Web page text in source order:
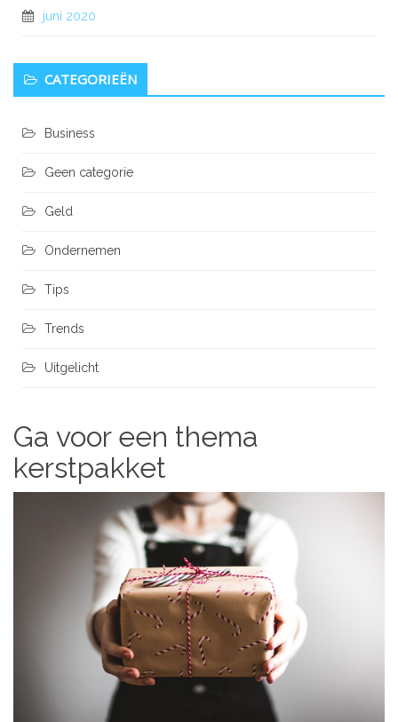
juni 2020
CATEGORIEËN
Business
Geen categorie
Geld
Ondernemen
Tips
Trends
Uitgelicht
Ga voor een thema
kerstpakket